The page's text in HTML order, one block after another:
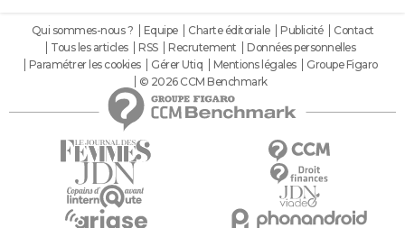
Qui sommes-nous ? Equipe Charte éditoriale Publicité
Contact
Tous les articles
RSS Recrutement
Données personnelles
Paramétrer les cookies
Gérer Utiq Mentions légales
Groupe Figaro
© 2026 CCM Benchmark